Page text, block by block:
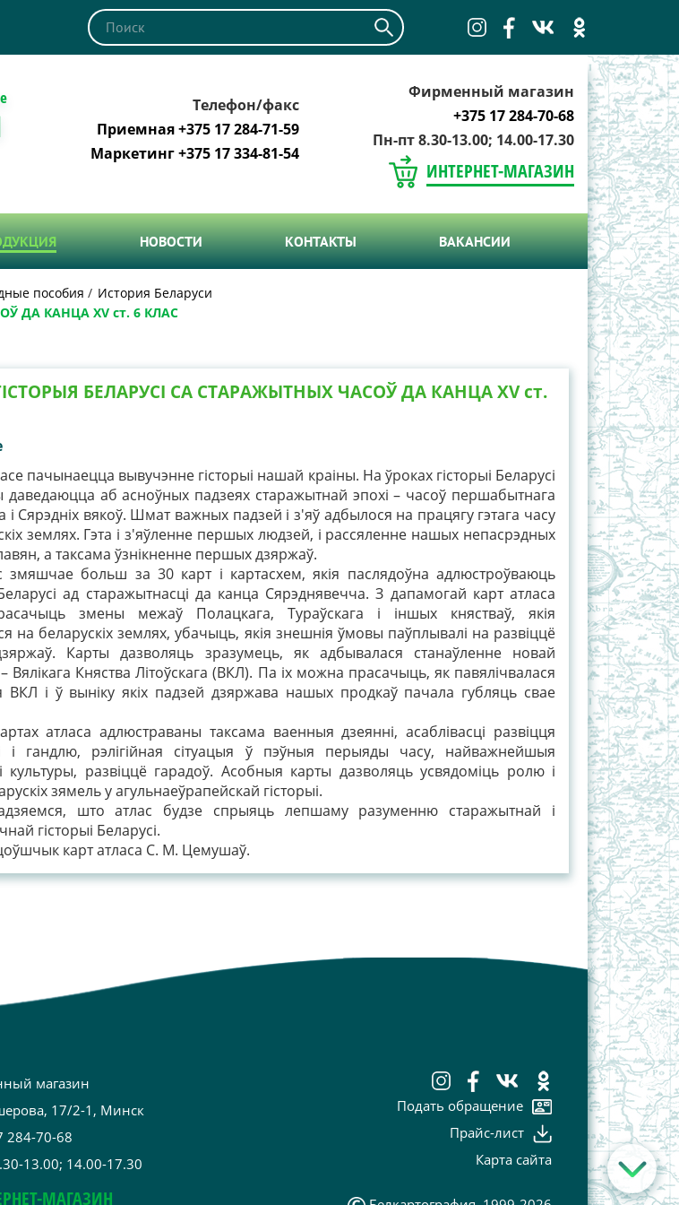
Телефон/факс
Приемная +375 17 284-71-59
Маркетинг +375 17 334-81-54
Фирменный магазин
+375 17 284-70-68
Пн-пт 8.30-13.00; 14.00-17.30
ИНТЕРНЕТ-МАГАЗИН
НОВОСТИ КОНТАКТЫ ВАКАНСИИ
пособия
История Беларуси
ДА КАНЦА ХV ст. 6 КЛАС
БЕЛАРУСІ СА СТАРАЖЫТНЫХ ЧАСОЎ ДА КАНЦА ХV ст.
пачынаецца вывучэнне гісторыі нашай краіны. На ўроках гісторыі Беларусі
даведаюцца аб асноўных падзеях старажытнай эпохі – часоў першабытнага
і Сярэдніх вякоў. Шмат важных падзей і з'яў адбылося на працягу гэтага часу
землях. Гэта і з'яўленне першых людзей, і рассяленне нашых непасрэдных
а таксама ўзнікненне першых дзяржаў.
больш за 30 карт і картасхем, якія паслядоўна адлюстроўваюць
ад старажытнасці да канца Сярэднявечча. З дапамогай карт атласа
змены межаў Полацкага, Тураўскага і іншых княстваў, якія
на беларускіх землях, убачыць, якія знешнія ўмовы паўплывалі на развіццё
Карты дазволяць зразумець, як адбывалася станаўленне новай
Вялікага Княства Літоўскага (ВКЛ). Па іх можна прасачыць, як павялічвалася
ВКЛ і ў выніку якіх падзей дзяржава нашых продкаў пачала губляць свае
атласа адлюстраваны таксама ваенныя дзеянні, асаблівасці развіцця
і гандлю, рэлігійная сітуацыя ў пэўныя перыяды часу, найважнейшыя
культуры, развіццё гарадоў. Асобныя карты дазволяць усвядоміць ролю і
зямель у агульнаеўрапейскай гісторыі.
што атлас будзе спрыяць лепшаму разуменню старажытнай і
гісторыі Беларусі.
карт атласа С. М. Цемушаў.
магазин
17/2-1, Минск
284-70-68
13.00; 14.00-17.30
МАГАЗИН
Подать обращение
Прайс-лист
Карта сайта